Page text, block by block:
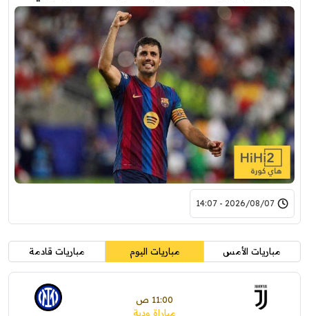
2026/08/07 - 14:07
مباريات الأمس مباريات اليوم مباريات قادمة
11:00 ص
مباراة ودية